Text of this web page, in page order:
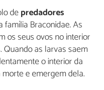
depredadores
família Braconidae. As
os seus ovos no interior
as larvas saem
o interior da
e emergem dela.